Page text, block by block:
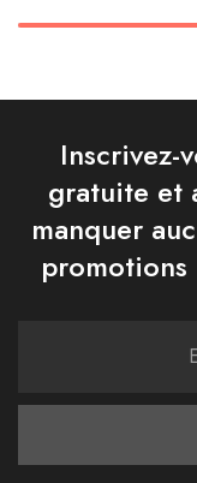
Inscrivez-
gratuite et
manquer